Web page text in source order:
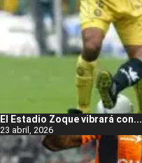
El Estadio Zoque vibrará con...
23 abril, 2026